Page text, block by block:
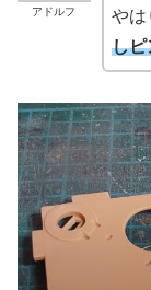
アドルフ
やは
しピ